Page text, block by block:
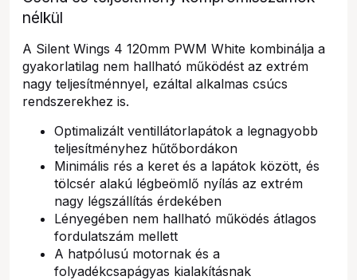
nélkül
A Silent Wings 4 120mm PWM White kombinálja a
gyakorlatilag nem hallható működést az extrém
nagy teljesítménnyel, ezáltal alkalmas csúcs
rendszerekhez is.
Optimalizált ventillátorlapátok a legnagyobb
teljesítményhez hűtőbordákon
Minimális rés a keret és a lapátok között, és
tölcsér alakú légbeömlő nyílás az extrém
nagy légszállítás érdekében
Lényegében nem hallható működés átlagos
fordulatszám mellett
A hatpólusú motornak és a
folyadékcsapágyas kialakításnak